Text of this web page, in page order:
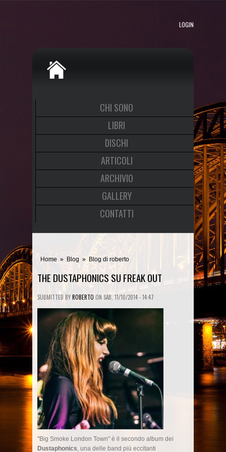
LOGIN
CHI SONO
LIBRI
DISCHI
ARTICOLI
ARCHIVIO
GALLERY
CONTATTI
Home » Blog » Blog di roberto
THE DUSTAPHONICS SU FREAK OUT
SUBMITTED BYROBERTO ON SAB, 11/10/2014 - 14:47
"Big Smoke London Town" è il secondo album dei
Dustaphonics, una delle band più eccitanti